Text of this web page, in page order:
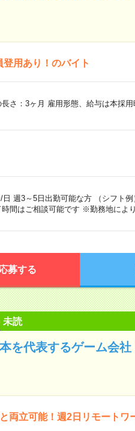
用あり！のバイト
さ：3ヶ月 雇用形態、給与は本採用
週3～5日出勤可能な方 （シフト
間はご相談可能です ※勤務地によ
募する
未読
を代表するゲーム会
両立可能！週2日リモートワ